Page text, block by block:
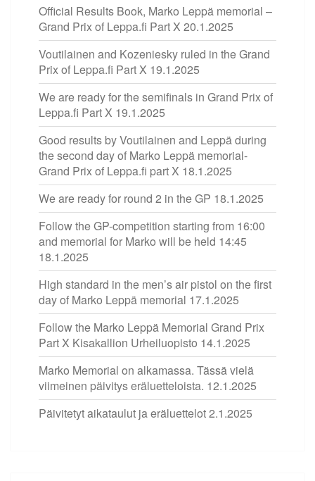
Official Results Book, Marko Leppä memorial –
Grand Prix of Leppa.fi Part X 20.1.2025
Voutilainen and Kozeniesky ruled in the Grand
Prix of Leppa.fi Part X 19.1.2025
We are ready for the semifinals in Grand Prix of
Leppa.fi Part X 19.1.2025
Good results by Voutilainen and Leppä during
the second day of Marko Leppä memorial-
Grand Prix of Leppa.fi part X 18.1.2025
We are ready for round 2 in the GP 18.1.2025
Follow the GP-competition starting from 16:00
and memorial for Marko will be held 14:45
18.1.2025
High standard in the men’s air pistol on the first
day of Marko Leppä memorial 17.1.2025
Follow the Marko Leppä Memorial Grand Prix
Part X Kisakallion Urheiluopisto 14.1.2025
Marko Memorial on alkamassa. Tässä vielä
viimeinen päivitys eräluetteloista. 12.1.2025
Päivitetyt aikataulut ja eräluettelot2.1.2025